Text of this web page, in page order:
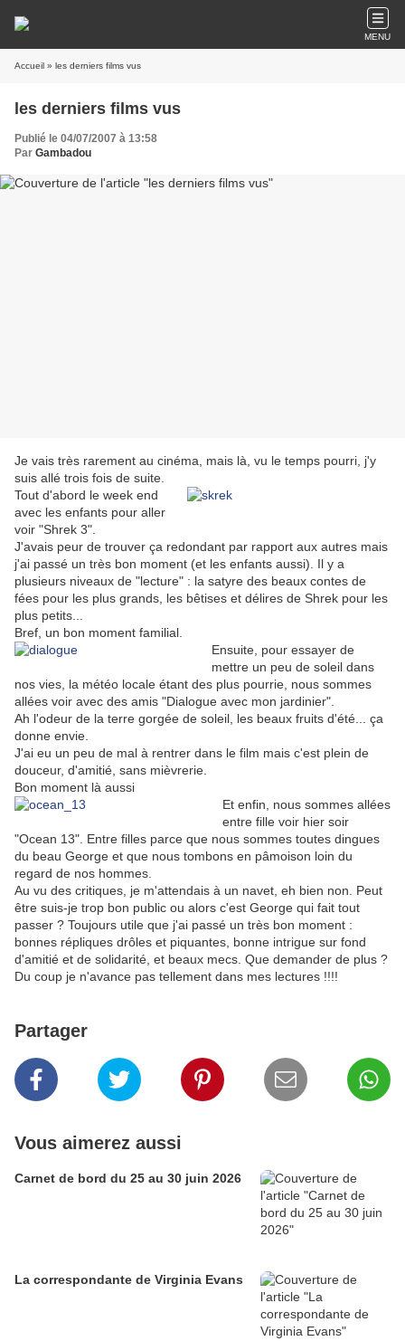
MENU
Accueil » les derniers films vus
les derniers films vus
Publié le 04/07/2007 à 13:58
Par Gambadou
Je vais très rarement au cinéma, mais là, vu le temps pourri, j'y
suis allé trois fois de suite.
Tout d'abord le week end
avec les enfants pour aller
voir "Shrek 3".
J'avais peur de trouver ça redondant par rapport aux autres mais
j'ai passé un très bon moment (et les enfants aussi). Il y a
plusieurs niveaux de "lecture" : la satyre des beaux contes de
fées pour les plus grands, les bêtises et délires de Shrek pour les
plus petits...
Bref, un bon moment familial.
Ensuite, pour essayer de
mettre un peu de soleil dans
nos vies, la météo locale étant des plus pourrie, nous sommes
allées voir avec des amis "Dialogue avec mon jardinier".
Ah l'odeur de la terre gorgée de soleil, les beaux fruits d'été... ça
donne envie.
J'ai eu un peu de mal à rentrer dans le film mais c'est plein de
douceur, d'amitié, sans mièvrerie.
Bon moment là aussi
Et enfin, nous sommes allées
entre fille voir hier soir
"Ocean 13". Entre filles parce que nous sommes toutes dingues
du beau George et que nous tombons en pâmoison loin du
regard de nos hommes.
Au vu des critiques, je m'attendais à un navet, eh bien non. Peut
être suis-je trop bon public ou alors c'est George qui fait tout
passer ? Toujours utile que j'ai passé un très bon moment :
bonnes répliques drôles et piquantes, bonne intrigue sur fond
d'amitié et de solidarité, et beaux mecs. Que demander de plus ?
Du coup je n'avance pas tellement dans mes lectures !!!!
Partager
Vous aimerez aussi
Carnet de bord du 25 au 30 juin 2026
La correspondante de Virginia Evans